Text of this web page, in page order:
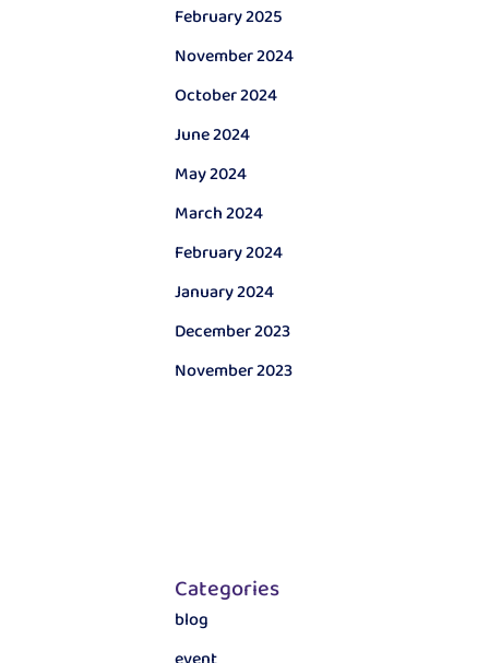
February 2025
November 2024
October 2024
June 2024
May 2024
March 2024
February 2024
January 2024
December 2023
November 2023
Categories
blog